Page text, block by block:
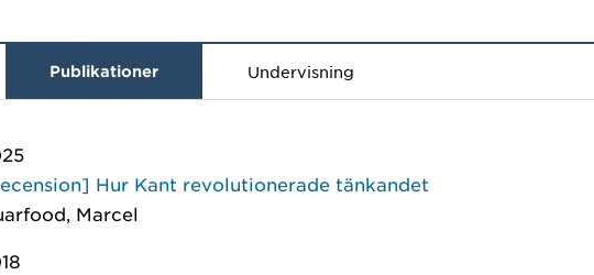
Publikationer Undervisning
Hur Kant revolutionerade tänkandet
Marcel